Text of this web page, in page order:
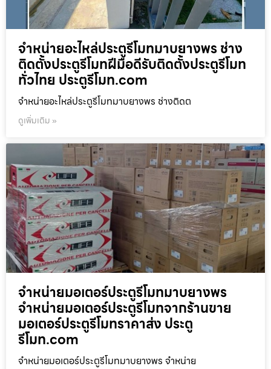
จำหน่ายอะไหล่ประตูรีโมทมาบยางพร ช่าง
ติดตั้งประตูรีโมทฝีมือดีรับติดตั้งประตูรีโมท
ทั่วไทย ประตูรีโมท.com
จำหน่ายอะไหล่ประตูรีโมทมาบยางพร ช่างติดต
ดูเพิ่มเติม »
จำหน่ายมอเตอร์ประตูรีโมทมาบยางพร
จำหน่ายมอเตอร์ประตูรีโมทจากร้านขาย
มอเตอร์ประตูรีโมทราคาส่ง ประตู
รีโมท.com
จำหน่ายมอเตอร์ประตูรีโมทมาบยางพร จำหน่าย